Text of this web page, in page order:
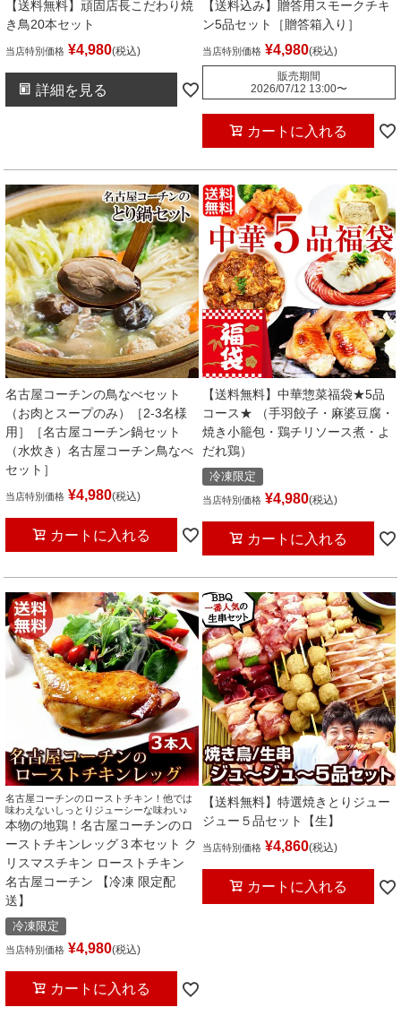
【送料無料】頑固店長こだわり焼
き鳥20本セット
当店特別価格 ¥4,980 税込
詳細を見る
【送料込み】贈答用スモークチキ
ン5品セット［贈答箱入り］
当店特別価格 ¥4,980 税込
販売期間
2026/07/12 13:00〜
カートに入れる
名古屋コーチンの鳥なべセット
（お肉とスープのみ）［2-3名様
用］［名古屋コーチン鍋セット
（水炊き）名古屋コーチン鳥なべ
セット］
当店特別価格 ¥4,980 税込
カートに入れる
【送料無料】中華惣菜福袋★5品
コース★ （手羽餃子・麻婆豆腐・
焼き小籠包・鶏チリソース煮・よ
だれ鶏）
冷凍限定
当店特別価格 ¥4,980 税込
カートに入れる
名古屋コーチンのローストチキン！他では
味わえないしっとりジューシーな味わい♪
本物の地鶏！名古屋コーチンのロ
ーストチキンレッグ３本セット ク
リスマスチキン ローストチキン
名古屋コーチン 【冷凍 限定配
送】
冷凍限定
当店特別価格 ¥4,980 税込
カートに入れる
【送料無料】特選焼きとりジュー
ジュー５品セット【生】
当店特別価格 ¥4,860 税込
カートに入れる